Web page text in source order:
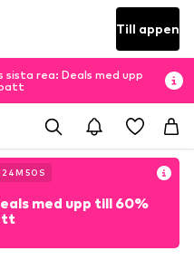
Till appen
sista rea: Deals med upp
24M 48 S
med upp till 60%